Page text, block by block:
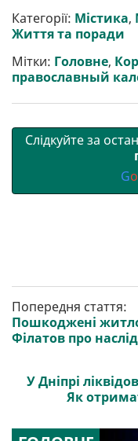
р
и
т
b
o
o
t
e
r
l
Категорії: Містика,
Життя та поради
Мітки: Головне,
православный
Слідкуйте за
Go
Попередня стаття:
Пошкоджені
Філатов про
У Дніпрі
Як